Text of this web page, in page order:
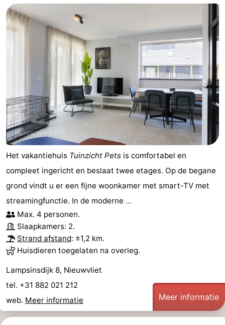
Het vakantiehuis Tuinzicht Pets is comfortabel en
compleet ingericht en beslaat twee etages. Op de begane
grond vindt u er een fijne woonkamer met smart-TV met
streamingfunctie. In de moderne ...
Max. 4 personen.
Slaapkamers: 2.
Strand afstand: ±1,2 km.
Huisdieren toegelaten na overleg.
Lampsinsdijk 8, Nieuwvliet
tel. +31 882 021 212
web. Meer informatie Meer informatie